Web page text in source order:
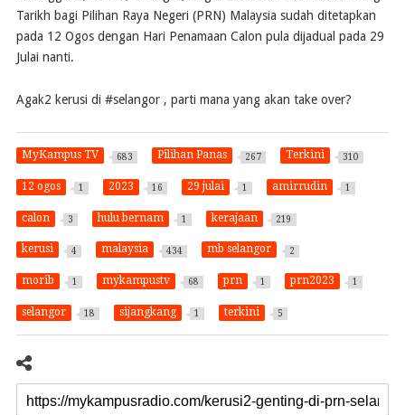
Tarikh bagi Pilihan Raya Negeri (PRN) Malaysia sudah ditetapkan
pada 12 Ogos dengan Hari Penamaan Calon pula dijadual pada 29
Julai nanti.
Agak2 kerusi di #selangor , parti mana yang akan take over?
MyKampus TV 683 Pilihan Panas 267 Terkini 310
12 ogos 1 2023 16 29 julai 1 amirrudin 1
calon 3 hulu bernam 1 kerajaan 219
kerusi 4 malaysia 434 mb selangor 2
morib 1 mykampustv 68 prn 1 prn2023 1
selangor 18 sijangkang 1 terkini 5